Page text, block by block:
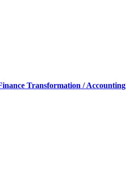
Transformation / Accounting